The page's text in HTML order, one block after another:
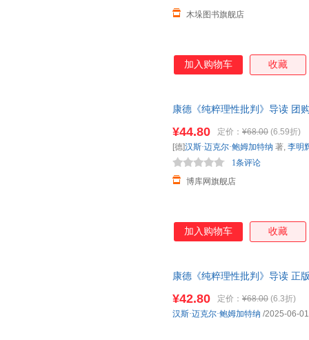
木垛图书旗舰店
加入购物车 收藏
康德《纯粹理性批判》导读 团
¥44.80 定价： ¥68.00 (6.59折)
博库网旗舰店
1条评论
[德]汉斯·迈克尔·鲍姆加特纳 著, 李明
加入购物车 收藏
康德《纯粹理性批判》导读 正
¥42.80 定价： ¥68.00 (6.3折)
汉斯·迈克尔·鲍姆加特纳 /2025-06-01